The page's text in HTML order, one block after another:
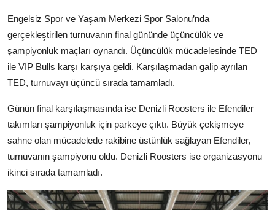
Engelsiz Spor ve Yaşam Merkezi Spor Salonu’nda
gerçekleştirilen turnuvanın final gününde üçüncülük ve
şampiyonluk maçları oynandı. Üçüncülük mücadelesinde TED
ile VIP Bulls karşı karşıya geldi. Karşılaşmadan galip ayrılan
TED, turnuvayı üçüncü sırada tamamladı.
Günün final karşılaşmasında ise Denizli Roosters ile Efendiler
takımları şampiyonluk için parkeye çıktı. Büyük çekişmeye
sahne olan mücadelede rakibine üstünlük sağlayan Efendiler,
turnuvanın şampiyonu oldu. Denizli Roosters ise organizasyonu
ikinci sırada tamamladı.